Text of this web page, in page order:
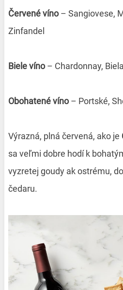
Červené víno– Sangiovese,
Zinfandel
Biele víno– Chardonnay,
Obohatené víno– Portské,
Výrazná, plná červená, ako je
sa veľmi dobre hodí k
vyzretej goudy ak ostrému,
čedaru.